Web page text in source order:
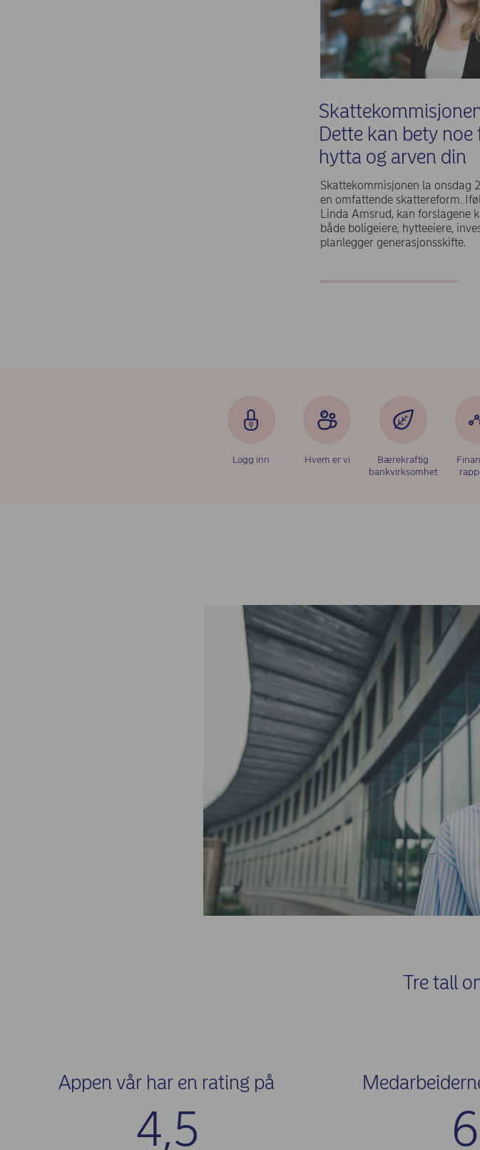
Dette kan bety noe
hytta og arven din
Skattekommisjonen la onsdag
en omfattende skattereform.
Linda Amsrud, kan forslagene
både boligeiere, hytteeiere,
planlegger generasjonsskifte.
Logg inn Hvem er vi
Bærekraftig
bankvirksomhet
Tre tall
Appen vår har en rating på
4,5